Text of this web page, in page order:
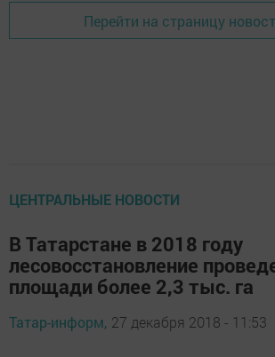
Перейти на страницу
ЦЕНТРАЛЬНЫЕ НОВОСТИ
В Татарстане в 2018 году
лесовосстановление
площади более 2,3 тыс. га
Татар-информ, 27 декабря 2018 - 11:53